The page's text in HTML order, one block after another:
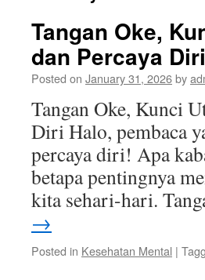
Tangan Oke,
dan Percaya Diri
Posted on January 31, 2026by
Tangan Oke, Kunci
Diri Halo, pembaca
percaya diri! Apa
betapa pentingnya
kita sehari-hari.
→
Posted in Kesehatan Mental |